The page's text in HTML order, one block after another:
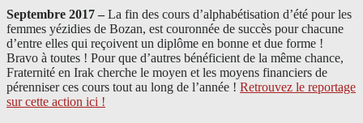
Septembre 2017 – La fin des cours d’alphabétisation d’été pour les
femmes yézidies de Bozan, est couronnée de succès pour chacune
d’entre elles qui reçoivent un diplôme en bonne et due forme !
Bravo à toutes ! Pour que d’autres bénéficient de la même chance,
Fraternité en Irak cherche le moyen et les moyens financiers de
pérenniser ces cours tout au long de l’année ! Retrouvez le reportage
sur cette action ici !